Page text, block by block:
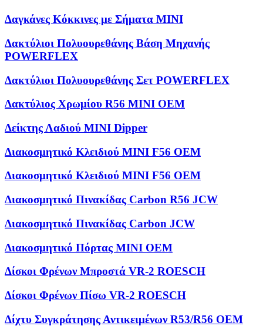
Δαγκάνες Κόκκινες με Σήματα MINI
Δακτύλιοι Πολυουρεθάνης Βάση Μηχανής
POWERFLEX
Δακτύλιοι Πολυουρεθάνης Σετ POWERFLEX
Δακτύλιος Χρωμίου R56 MINI OEM
Δείκτης Λαδιού MINI Dipper
Διακοσμητικό Κλειδιού MINI F56 OEM
Διακοσμητικό Κλειδιού MINI F56 OEM
Διακοσμητικό Πινακίδας Carbon R56 JCW
Διακοσμητικό Πινακίδας Carbon JCW
Διακοσμητικό Πόρτας MINI OEM
Δίσκοι Φρένων Μπροστά VR-2 ROESCH
Δίσκοι Φρένων Πίσω VR-2 ROESCH
Δίχτυ Συγκράτησης Αντικειμένων R53/R56 OEM